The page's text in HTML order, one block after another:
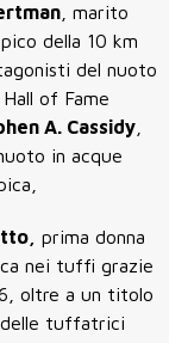
, marito
della 10 km
del nuoto
of Fame
A. Cassidy
in acque
prima donna
nei tuffi grazie
oltre a un titolo
delle tuffatrici